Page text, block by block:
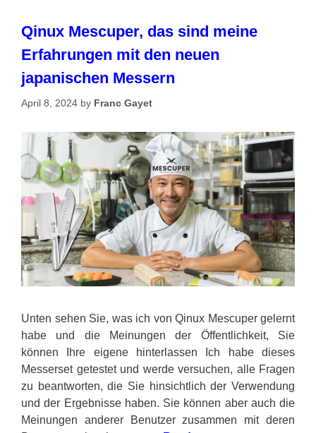
Qinux Mescuper, das sind meine
Erfahrungen mit den neuen
japanischen Messern
April 8, 2024 by Franc Gayet
Unten sehen Sie, was ich von Qinux Mescuper gelernt
habe und die Meinungen der Öffentlichkeit, Sie
können Ihre eigene hinterlassen Ich habe dieses
Messerset getestet und werde versuchen, alle Fragen
zu beantworten, die Sie hinsichtlich der Verwendung
und der Ergebnisse haben. Sie können aber auch die
Meinungen anderer Benutzer zusammen mit deren